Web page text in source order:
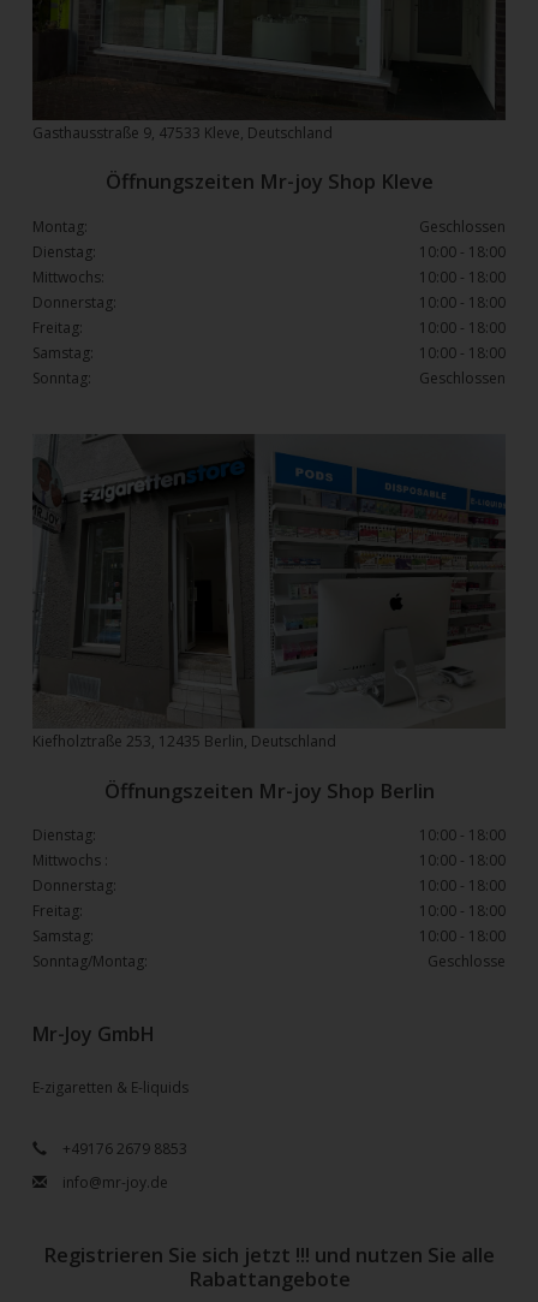
Mr-Joy GmbH
E-zigaretten & E-liquids
+49176 2679 8853
info@mr-joy.de
Gasthausstraße 9, 47533 Kleve, Deutschland
Kiefholztraße 253, 12435 Berlin, Deutschland
Öffnungszeiten Mr-joy Shop Kleve
Montag:
Geschlossen
Dienstag:
10:00 - 18:00
Mittwochs:
10:00 - 18:00
Donnerstag:
10:00 - 18:00
Freitag:
10:00 - 18:00
Samstag:
10:00 - 18:00
Sonntag:
Geschlossen
Öffnungszeiten Mr-joy Shop Berlin
Dienstag:
10:00 - 18:00
Mittwochs :
10:00 - 18:00
Donnerstag:
10:00 - 18:00
Freitag:
10:00 - 18:00
Samstag:
10:00 - 18:00
Sonntag/Montag:
Geschlosse
Registrieren Sie sich jetzt !!! und nutzen Sie alle
Rabattangebote